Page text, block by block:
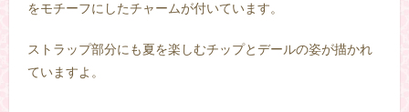
をモチーフにしたチャームが付いています。
ストラップ部分にも夏を楽しむチップとデールの姿が描かれ
ていますよ。